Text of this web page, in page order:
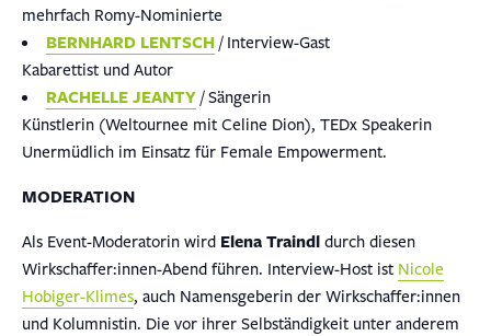
mehrfach Romy-Nominierte
BERNHARD LENTSCH / Interview-Gast
Kabarettist und Autor
RACHELLE JEANTY / Sängerin
Künstlerin (Weltournee mit Celine Dion), TEDx Speakerin
Unermüdlich im Einsatz für Female Empowerment.
MODERATION
Als Event-Moderatorin wird Elena Traindl durch diesen
Wirkschaffer:innen-Abend führen. Interview-Host ist Nicole
Hobiger-Klimes, auch Namensgeberin der Wirkschaffer:innen
und Kolumnistin. Die vor ihrer Selbständigkeit unter anderem